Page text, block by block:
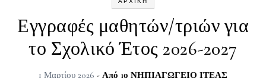
Εγγραφές μαθητών/τριών για
το Σχολικό Έτος 2026-2027
1 Μαρτίου 2026 - Από 1ο ΝΗΠΙΑΓΩΓΕΙΟ ΙΤΕΑΣ